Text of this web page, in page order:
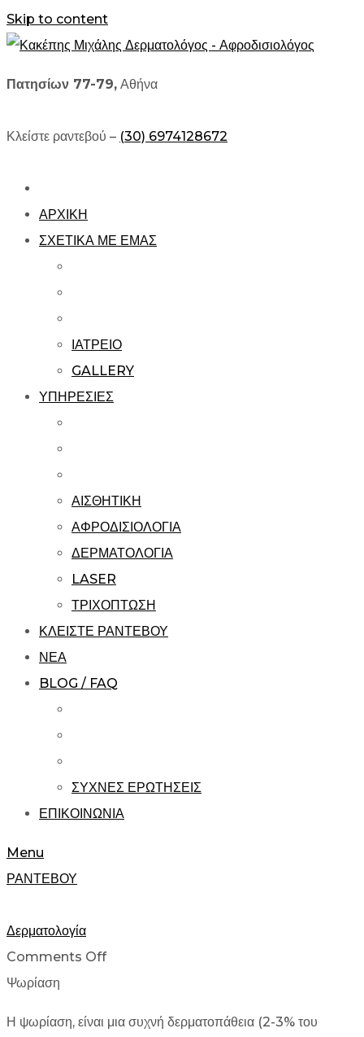
Skip to content
Πατησίων 77-79, Αθήνα
Κλείστε ραντεβού – (30) 6974128672
ΑΡΧΙΚΗ
ΣΧΕΤΙΚΑ ΜΕ ΕΜΑΣ
ΙΑΤΡΕΙΟ
GALLERY
ΥΠΗΡΕΣΙΕΣ
ΑΙΣΘΗΤΙΚΗ
ΑΦΡΟΔΙΣΙΟΛΟΓΙΑ
ΔΕΡΜΑΤΟΛΟΓΙΑ
LASER
ΤΡΙΧΟΠΤΩΣΗ
ΚΛΕΙΣΤΕ ΡΑΝΤΕΒΟΥ
ΝΕΑ
BLOG / FAQ
ΣΥΧΝΕΣ ΕΡΩΤΗΣΕΙΣ
ΕΠΙΚΟΙΝΩΝΙΑ
Menu
ΡΑΝΤΕΒΟΥ
Δερματολογία
Comments Off
Ψωρίαση
Η ψωρίαση, είναι μια συχνή δερματοπάθεια (2-3% του